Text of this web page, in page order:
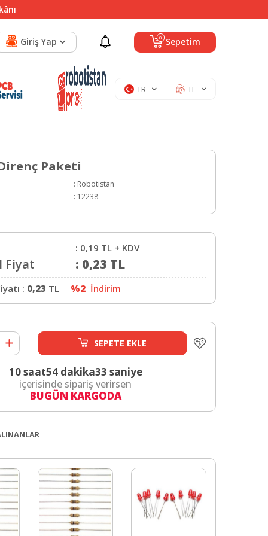
0 Sepetim
Giriş Yap
TR TL
Paketi
: Robotistan
: 12238
: 0,19 TL + KDV
Fiyat : 0,23 TL
: 0,23 TL %2 İndirim
SEPETE EKLE
10 saat54 dakika32 saniye
içerisinde sipariş verirsen
BUGÜN KARGODA